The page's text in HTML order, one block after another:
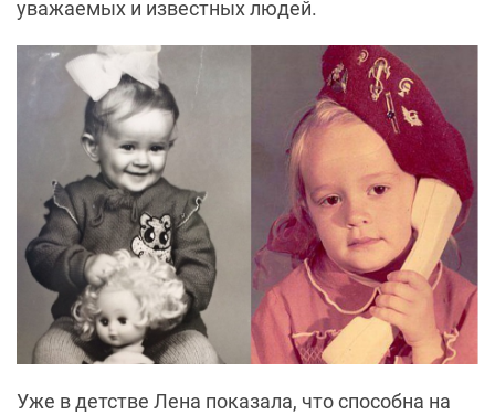
уважаемых и известных людей.
Уже в детстве Лена показала, что способна на